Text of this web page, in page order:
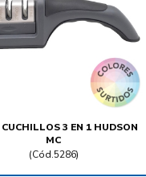
3 EN 1 HUDSON
MC
(Cód.5286)